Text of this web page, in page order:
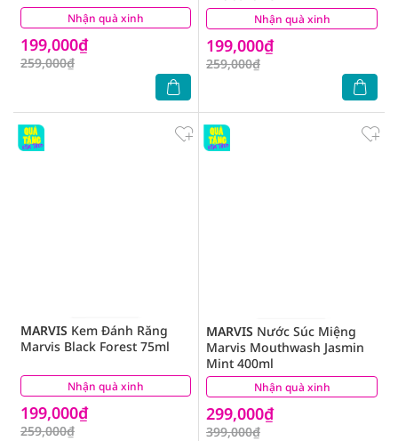
Nhận quà xinh
199,000₫
259,000₫
(3) Nhận quà xinh
199,000₫
259,000₫
(0)
Nhận quà xinh
MARVIS Kem Đánh Răng
Marvis Black Forest 75ml
199,000₫
259,000₫
(0) Nhận quà xinh
MARVIS Nước Súc Miệng
Marvis Mouthwash Jasmin
Mint 400ml
299,000₫
399,000₫
(0)